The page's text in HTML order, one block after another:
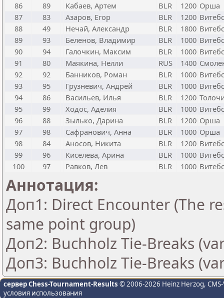
86
89 Кабаев, Артем BLR 1200 Орша
87
83 Азаров, Егор BLR 1200
88
49 Нечай, Александр BLR 1800
89
93 Беленов, Владимир BLR 1000
90
94 Галочкин, Максим BLR 1000
91
80 Маякина, Нелли RUS 1400
92
92 Банников, Роман BLR 1000
93
95 Грузневич, Андрей BLR 1000
94
86 Васильев, Илья BLR 1200
95
99 Ходос, Аделия BLR 1000
96
88 Зылько, Дарина BLR 1200 Орша
97
98 Сафранович, Анна BLR 1000 Орша
98
84 Аносов, Никита BLR 1200
99
96 Киселева, Арина BLR 1000
100
97 Равков, Лев BLR 1000
Аннотация:
Доп1: Direct Encounter (The
same point group)
Доп2: Buchholz Tie-Breaks
Доп3: Buchholz Tie-Breaks
сервер Chess-Tournament-Results © 2006-2026 Heinz Herzog,
условия использования